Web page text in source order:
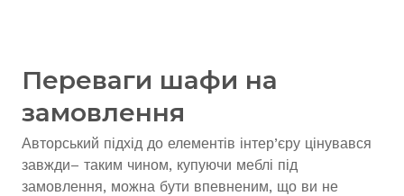
Переваги шафи на
замовлення
Авторський підхід до елементів інтер’єру цінувався
завжди– таким чином, купуючи меблі під
замовлення, можна бути впевненим, що ви не